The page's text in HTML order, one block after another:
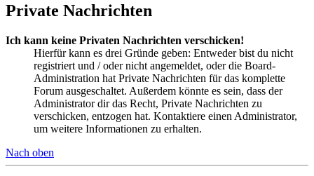
Private Nachrichten
Ich kann keine Privaten Nachrichten verschicken!
Hierfür kann es drei Gründe geben: Entweder bist du nicht
registriert und / oder nicht angemeldet, oder die Board-
Administration hat Private Nachrichten für das komplette
Forum ausgeschaltet. Außerdem könnte es sein, dass der
Administrator dir das Recht, Private Nachrichten zu
verschicken, entzogen hat. Kontaktiere einen Administrator,
um weitere Informationen zu erhalten.
Nach oben